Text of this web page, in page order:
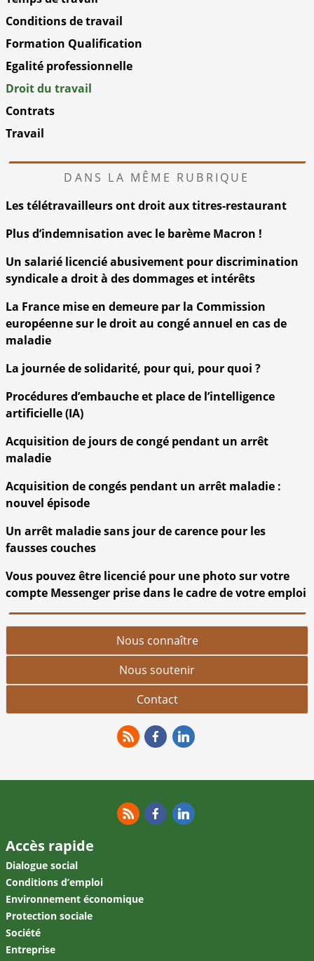
Conditions de travail
Formation Qualification
Egalité professionnelle
Droit du travail
Contrats
Travail
DANS LA MÊME RUBRIQUE
Les télétravailleurs ont droit aux titres-restaurant
Plus d’indemnisation avec le barème Macron !
Un salarié licencié abusivement pour discrimination
syndicale a droit à des dommages et intérêts
La France mise en demeure par la Commission
européenne sur le droit au congé annuel en cas de
maladie
La journée de solidarité, pour qui, pour quoi ?
Procédures d’embauche et place de l’intelligence
artificielle (IA)
Acquisition de jours de congé pendant un arrêt
maladie
Acquisition de congés pendant un arrêt maladie :
nouvel épisode
Un arrêt maladie sans jour de carence pour les
fausses couches
Vous pouvez être licencié pour une photo sur votre
compte Messenger prise dans le cadre de votre emploi
Nous connaître
Nous soutenir
Contact
Accès rapide
Dialogue social
Conditions d’emploi
Environnement économique
Protection sociale
Société
Entreprise